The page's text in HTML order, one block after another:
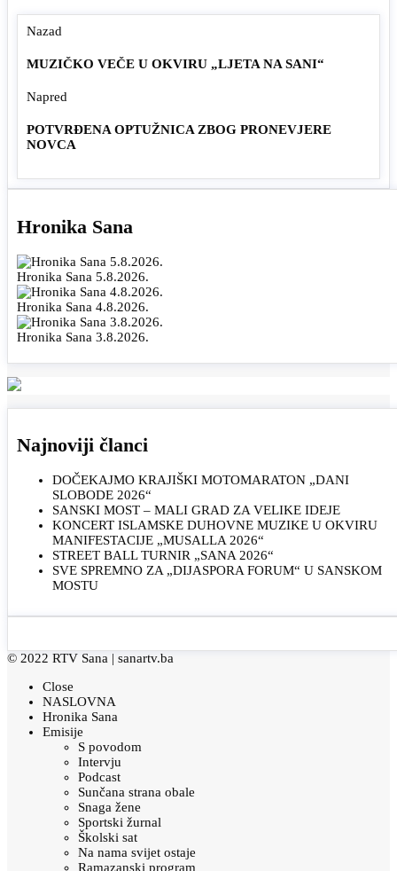
Nazad
MUZIČKO VEČE U OKVIRU „LJETA NA SANI“
Napred
POTVRĐENA OPTUŽNICA ZBOG PRONEVJERE
NOVCA
Hronika Sana
Hronika Sana 5.8.2026.
Hronika Sana 4.8.2026.
Hronika Sana 3.8.2026.
Najnoviji članci
DOČEKAJMO KRAJIŠKI MOTOMARATON „DANI
SLOBODE 2026“
SANSKI MOST – MALI GRAD ZA VELIKE IDEJE
KONCERT ISLAMSKE DUHOVNE MUZIKE U OKVIRU
MANIFESTACIJE „MUSALLA 2026“
STREET BALL TURNIR „SANA 2026“
SVE SPREMNO ZA „DIJASPORA FORUM“ U SANSKOM
MOSTU
© 2022 RTV Sana | sanartv.ba
Close
NASLOVNA
Hronika Sana
Emisije
S povodom
Intervju
Podcast
Sunčana strana obale
Snaga žene
Sportski žurnal
Školski sat
Na nama svijet ostaje
Ramazanski program